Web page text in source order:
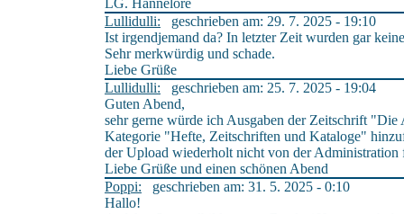
LG. Hannelore
Lullidulli: geschrieben am: 29. 7. 2025 - 19:10
Ist irgendjemand da? In letzter Zeit wurden gar
Sehr merkwürdig und schade.
Liebe Grüße
Lullidulli: geschrieben am: 25. 7. 2025 - 19:04
Guten Abend,
sehr gerne würde ich Ausgaben der Zeitschrift
Kategorie "Hefte, Zeitschriften und Kataloge"
der Upload wiederholt nicht von der Administration
Liebe Grüße und einen schönen Abend
Poppi: geschrieben am: 31. 5. 2025 - 0:10
Hallo!